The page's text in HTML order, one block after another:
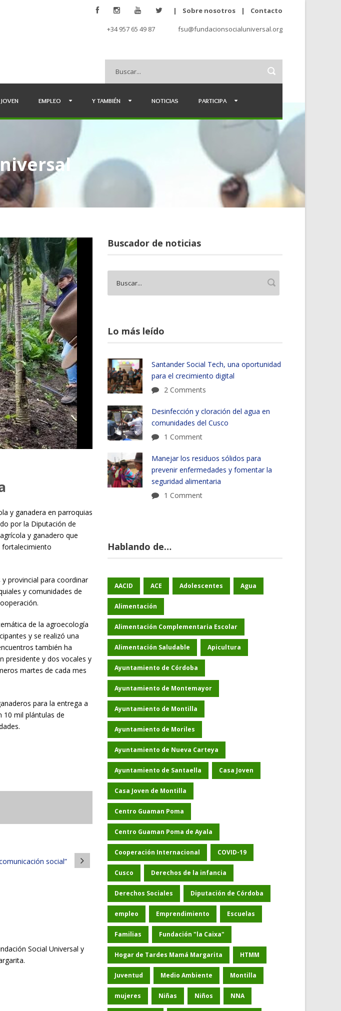
| Sobre nosotros | Contacto
+34 957 65 49 87 fsu@fundacionsocialuniversal.org
EMPLEO Y TAMBIÉN NOTICIAS PARTICIPA
y ganadera en parroquias
por la Diputación de
y ganadero que
fortalecimiento
provincial para coordinar
y comunidades de
de la agroecología
y se realizó una
también ha
presidente y dos vocales y
martes de cada mes
para la entrega a
10 mil plántulas de
social”
Social Universal y
Buscador de noticias
Lo más leído
Santander Social Tech, una oportunidad
para el crecimiento digital
2 Comments
Desinfección y cloración del agua en
comunidades del Cusco
1 Comment
Manejar los residuos sólidos para
prevenir enfermedades y fomentar la
seguridad alimentaria
1 Comment
Hablando de…
AACID ACE Adolescentes Agua
Alimentación
Alimentación Complementaria Escolar
Alimentación Saludable Apicultura
Ayuntamiento de Córdoba
Ayuntamiento de Montemayor
Ayuntamiento de Montilla
Ayuntamiento de Moriles
Ayuntamiento de Nueva Carteya
Ayuntamiento de Santaella Casa Joven
Casa Joven de Montilla
Centro Guaman Poma
Centro Guaman Poma de Ayala
Cooperación Internacional COVID-19
Cusco Derechos de la infancia
Derechos Sociales Diputación de Córdoba
empleo Emprendimiento Escuelas
Familias Fundación "la Caixa"
Hogar de Tardes Mamá Margarita HTMM
Juventud Medio Ambiente Montilla
mujeres Niñas Niños NNA